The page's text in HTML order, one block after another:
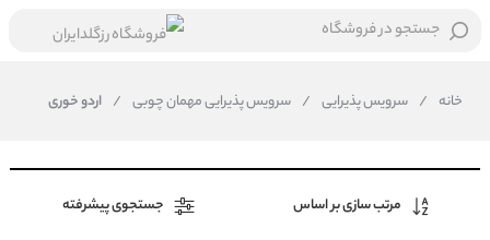
جستجو در فروشگاه
خانه / سرویس پذیرایی / سرویس پذیرایی مهمان چوبی / اردو خوری
مرتب سازی بر اساس جستجوی پیشرفته